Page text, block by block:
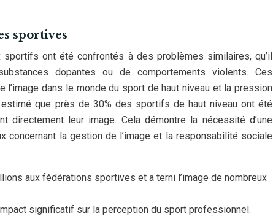
sportives
sportifs ont été confrontés à des problèmes similaires, qu’il
dopantes ou de comportements violents. Ces
dans le monde du sport de haut niveau et la pression
que près de 30% des sportifs de haut niveau ont été
directement leur image. Cela démontre la nécessité d’une
concernant la gestion de l’image et la responsabilité sociale
aux fédérations sportives et a terni l’image de nombreux
significatif sur la perception du sport professionnel.